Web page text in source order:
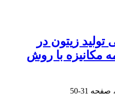
زیتون در
مکانیزه با روش
31-50